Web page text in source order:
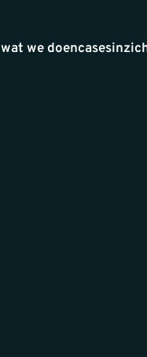
wat we doencases